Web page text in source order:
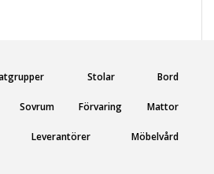
Stolar Bord
Sovrum Förvaring Mattor
Leverantörer Möbelvård